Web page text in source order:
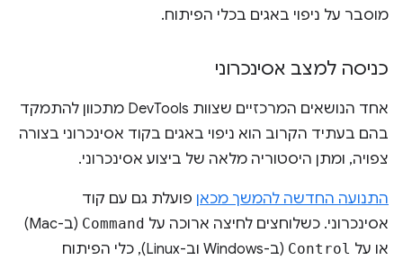
מוסבר על ניפוי באגים בכלי הפיתוח.
כניסה למצב אסינכרוני
אחד הנושאים המרכזיים שצוות DevTools מתכוון להתמקד
בהם בעתיד הקרוב הוא ניפוי באגים בקוד אסינכרוני בצורה
צפויה, ומתן היסטוריה מלאה של ביצוע אסינכרוני.
התנועה החדשה להמשך מכאן פועלת גם עם קוד
אסינכרוני. כשלוחצים לחיצה ארוכה על Command
(ב-Mac)
או על Control
(ב-Windows וב-Linux), כלי הפיתוח